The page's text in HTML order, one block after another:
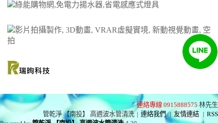
連絡專線 0915888575 林先生
管乾淨 【南投】 高週波水管清洗 | 連絡我們 | 友情連結 | RSS